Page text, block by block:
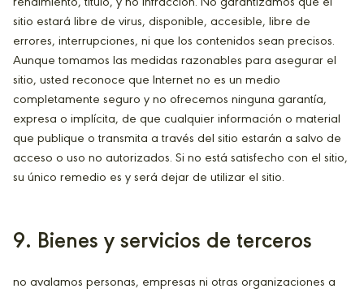
sitio estará libre de virus, disponible, accesible, libre de
errores, interrupciones, ni que los contenidos sean precisos.
Aunque tomamos las medidas razonables para asegurar el
sitio, usted reconoce que Internet no es un medio
completamente seguro y no ofrecemos ninguna garantía,
expresa o implícita, de que cualquier información o material
que publique o transmita a través del sitio estarán a salvo de
acceso o uso no autorizados. Si no está satisfecho con el sitio,
su único remedio es y será dejar de utilizar el sitio.
9. Bienes y servicios de terceros
no avalamos personas, empresas ni otras organizaciones a